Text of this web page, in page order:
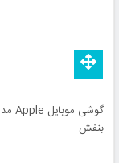
بنفش